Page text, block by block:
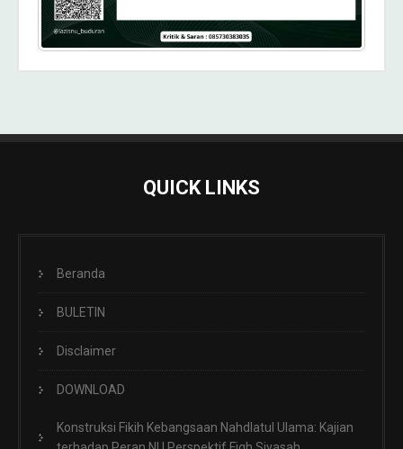
QUICK LINKS
Beranda
BULETIN
Disclaimer
DOWNLOAD
Konstruksi Fikih Kebangsaan Nahdlatul Ulama: Kajian